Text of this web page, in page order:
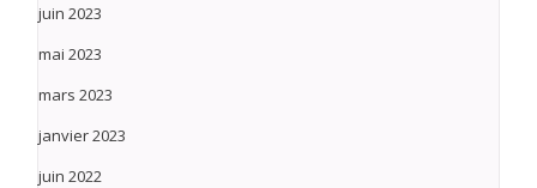
juin 2023
mai 2023
mars 2023
janvier 2023
juin 2022